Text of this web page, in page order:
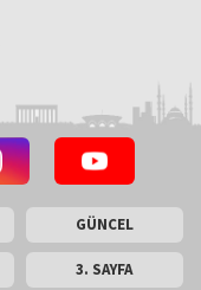
GÜNCEL
3. SAYFA